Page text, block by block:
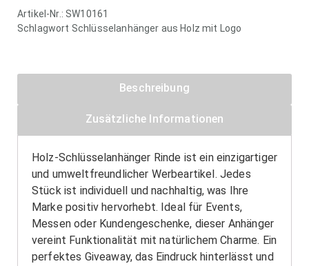
Artikel-Nr.: SW10161
Schlagwort Schlüsselanhänger aus Holz mit Logo
Beschreibung
Zusätzliche Informationen
Holz-Schlüsselanhänger Rinde ist ein einzigartiger
und umweltfreundlicher Werbeartikel. Jedes
Stück ist individuell und nachhaltig, was Ihre
Marke positiv hervorhebt. Ideal für Events,
Messen oder Kundengeschenke, dieser Anhänger
vereint Funktionalität mit natürlichem Charme. Ein
perfektes Giveaway, das Eindruck hinterlässt und